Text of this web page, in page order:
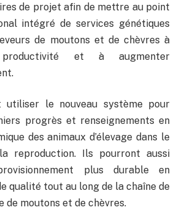
de projet afin de mettre au point
intégré de services génétiques
de moutons et de chèvres à
et à augmenter
utiliser le nouveau système pour
progrès et renseignements en
des animaux d’élevage dans le
reproduction. Ils pourront aussi
plus durable en
qualité tout au long de la chaîne de
de moutons et de chèvres.